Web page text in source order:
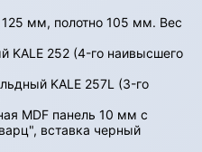
мм, полотно 105 мм. Вес
KALE 252 (4-го наивысшего
KALE 257L (3-го
MDF панель 10 мм с
вставка черный